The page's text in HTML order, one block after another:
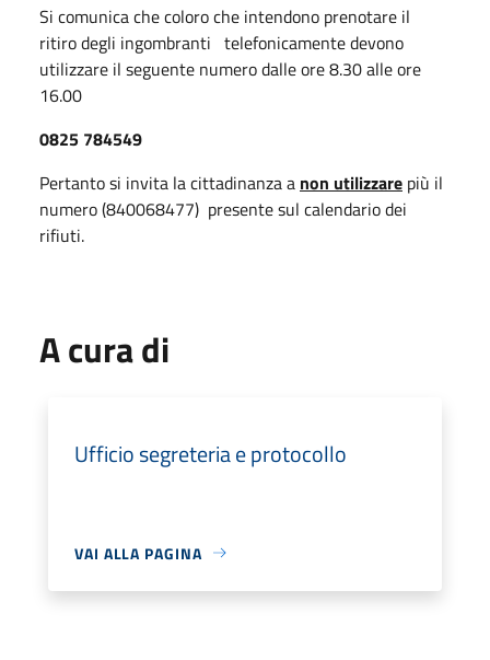
Si comunica che coloro che intendono prenotare il
ritiro degli ingombranti telefonicamente devono
utilizzare il seguente numero dalle ore 8.30 alle ore
16.00
0825 784549
Pertanto si invita la cittadinanza a non utilizzare più il
numero (840068477) presente sul calendario dei
rifiuti.
A cura di
Ufficio segreteria e protocollo
VAI ALLA PAGINA